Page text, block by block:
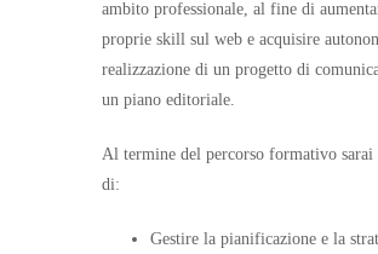
ambito professionale, al fine di
proprie skill sul web e acquisire
realizzazione di un progetto di
un piano editoriale.
Al termine del percorso formativo sarai
di:
Gestire la pianificazione e la